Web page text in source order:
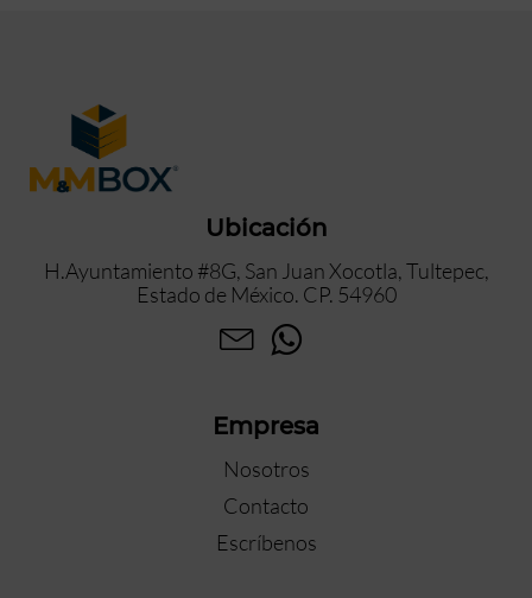
Ubicación
H.Ayuntamiento #8G, San Juan Xocotla, Tultepec,
Estado de México. CP. 54960
Empresa
Nosotros
Contacto
Escríbenos